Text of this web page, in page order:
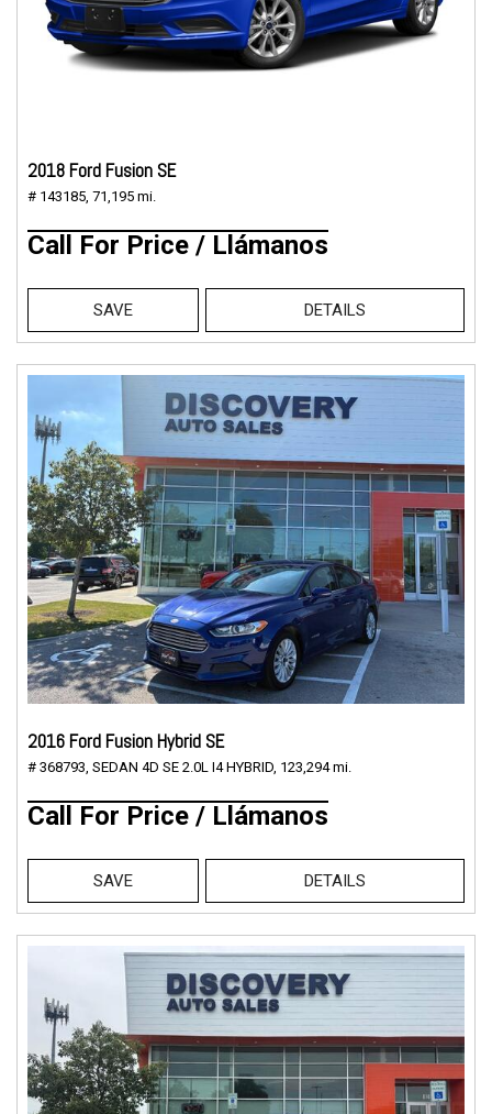
2018 Ford Fusion SE
# 143185, 71,195 mi.
Call For Price / Llámanos
SAVE DETAILS
2016 Ford Fusion Hybrid SE
# 368793, SEDAN 4D SE 2.0L I4 HYBRID, 123,294 mi.
Call For Price / Llámanos
SAVE DETAILS